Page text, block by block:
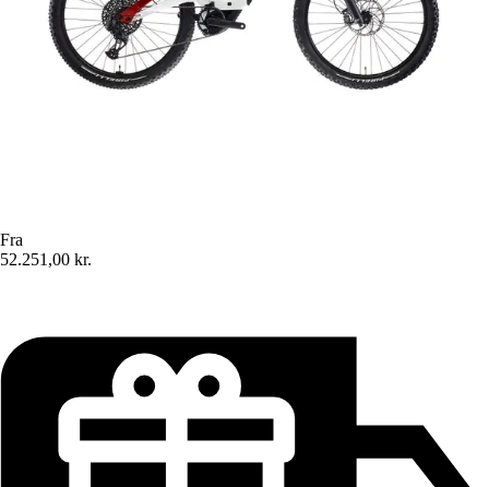
Fra
52.251,00 kr.